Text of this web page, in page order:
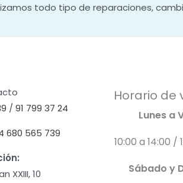
todo tipo de reparaciones,
/ 91 799 37 24
680 565 739
XXIII, 10
Horario de
Lunes a
10:00 a 14:00 /
Sábado y